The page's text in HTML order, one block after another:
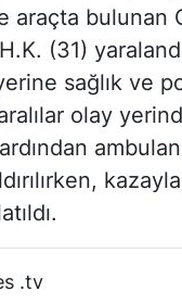
araçta bulunan
(31)
sağlık ve
olay
.tv